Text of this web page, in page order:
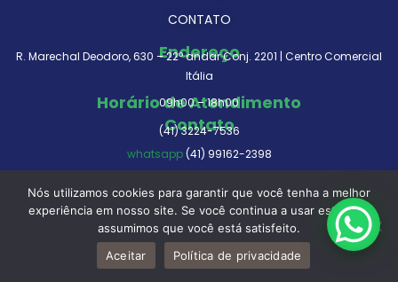
CONTATO
Endereço
R. Marechal Deodoro, 630 – 22º andar Conj. 2201 | Centro Comercial
Itália
Horário de Atendimento
09h00 – 18h00
Contato
(41) 3224-7536
whatsapp(41) 99162-2398
© Todos os direitos reservados. 2025.
Nós utilizamos cookies para garantir que você tenha a melhor
experiência em nosso site. Se você continua a usar este site,
assumimos que você está satisfeito.
Aceitar
Política de privacidade